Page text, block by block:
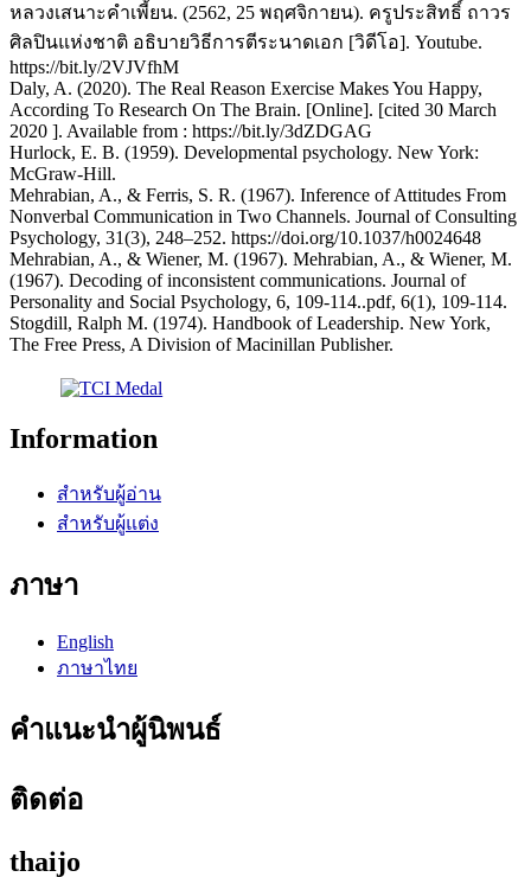
หลวงเสนาะคําเพี้ยน. (2562, 25 พฤศจิกายน). ครูประสิทธิ์ ถาวร
ศิลปินแห่งชาติ อธิบายวิธีการตีระนาดเอก [วิดีโอ]. Youtube.
https://bit.ly/2VJVfhM
Daly, A. (2020). The Real Reason Exercise Makes You Happy,
According To Research On The Brain. [Online]. [cited 30 March
2020 ]. Available from : https://bit.ly/3dZDGAG
Hurlock, E. B. (1959). Developmental psychology. New York:
McGraw-Hill.
Mehrabian, A., & Ferris, S. R. (1967). Inference of Attitudes From
Nonverbal Communication in Two Channels. Journal of Consulting
Psychology, 31(3), 248–252. https://doi.org/10.1037/h0024648
Mehrabian, A., & Wiener, M. (1967). Mehrabian, A., & Wiener, M.
(1967). Decoding of inconsistent communications. Journal of
Personality and Social Psychology, 6, 109-114..pdf, 6(1), 109-114.
Stogdill, Ralph M. (1974). Handbook of Leadership. New York,
The Free Press, A Division of Macinillan Publisher.
Information
สำหรับผู้อ่าน
สำหรับผู้แต่ง
ภาษา
English
ภาษาไทย
คำแนะนำผู้นิพนธ์
ติดต่อ
thaijo